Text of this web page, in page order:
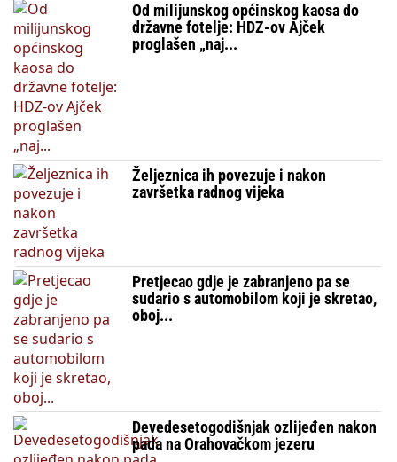
Od milijunskog općinskog kaosa do
državne fotelje: HDZ-ov Ajček
proglašen „naj...
Željeznica ih povezuje i nakon
završetka radnog vijeka
Pretjecao gdje je zabranjeno pa se
sudario s automobilom koji je skretao,
oboj...
Devedesetogodišnjak ozlijeđen nakon
pada na Orahovačkom jezeru